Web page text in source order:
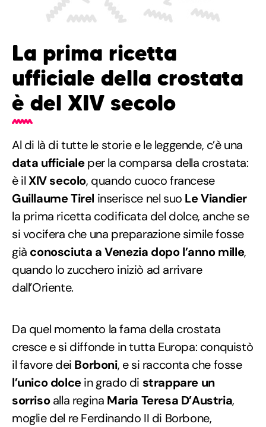
La prima ricetta
ufficiale della crostata
è del XIV secolo
Al di là di tutte le storie e le leggende, c’è una
data ufficialeper la comparsa della crostata:
è ilXIV secolo, quando cuoco francese
Guillaume Tirel inserisce nel suo Le Viandier
la prima ricetta codificata del dolce, anche se
si vocifera che una preparazione simile fosse
già conosciuta a Venezia dopo l’anno mille,
quando lo zucchero iniziò ad arrivare
dall’Oriente.
Da quel momento la fama della crostata
cresce e si diffonde in tutta Europa: conquistò
il favore dei Borboni, e si racconta che fosse
l’unico dolcein grado di strappare un
sorrisoalla regina Maria Teresa D’Austria,
moglie del re Ferdinando II di Borbone,